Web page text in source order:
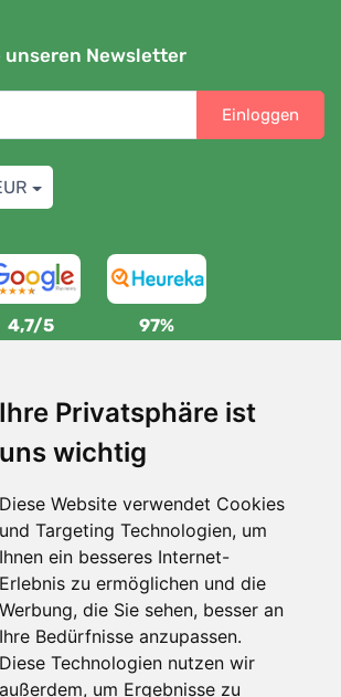
Ihre Privatsphäre ist
uns wichtig
Diese Website verwendet Cookies
und Targeting Technologien, um
Ihnen ein besseres Internet-
Erlebnis zu ermöglichen und die
Werbung, die Sie sehen, besser an
Ihre Bedürfnisse anzupassen.
Diese Technologien nutzen wir
außerdem, um Ergebnisse zu
unseren Newsletter
Einloggen
4,7/5 97%
Tag und kostenlos
für Bestellungen über 80 EUR
Umtausch und Rückgabe
Bestellung jederzeit innerhalb von 90 Tagen
oder umtauschen.
Trees.org
pflanzen wir einen Baum! Mehr lesen